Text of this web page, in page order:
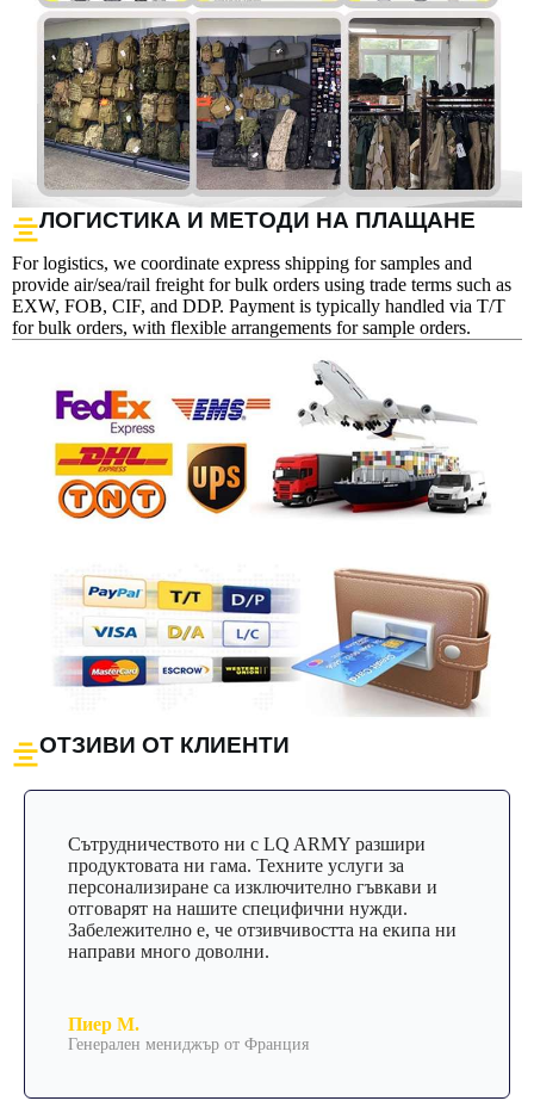
ЛОГИСТИКА И МЕТОДИ НА ПЛАЩАНЕ
For logistics, we coordinate express shipping for samples and
provide air/sea/rail freight for bulk orders using trade terms such as
EXW, FOB, CIF, and DDP. Payment is typically handled via T/T
for bulk orders, with flexible arrangements for sample orders.
ОТЗИВИ ОТ КЛИЕНТИ
Сътрудничеството ни с LQ ARMY разшири
продуктовата ни гама. Техните услуги за
персонализиране са изключително гъвкави и
отговарят на нашите специфични нужди.
Забележително е, че отзивчивостта на екипа ни
направи много доволни.
Пиер М.
Генерален мениджър от Франция